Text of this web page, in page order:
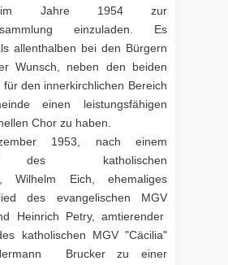
im Jahre 1954 zur
einzuladen. Es
allenthalben bei den Bürgern
Wunsch, neben den beiden
für den innerkirchlichen Bereich
einen leistungsfähigen
Chor zu haben.
1953, nach einem
des katholischen
Wilhelm Eich, ehemaliges
des evangelischen MGV
Heinrich Petry, amtierender
katholischen MGV "Cäcilia"
Brucker zu einer